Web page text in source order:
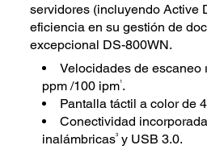
servidores (incluyendo Active
eficiencia en su gestión de
excepcional DS-800WN.
Velocidades de escaneo
ppm /100 ipm1.
Pantalla táctil a color de
Conectividad
inalámbricas3 y USB 3.0.